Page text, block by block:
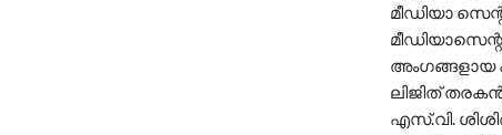
മീഡിയാ
അംഗങ്ങളായ
ലിജിത്
എസ്.വി.